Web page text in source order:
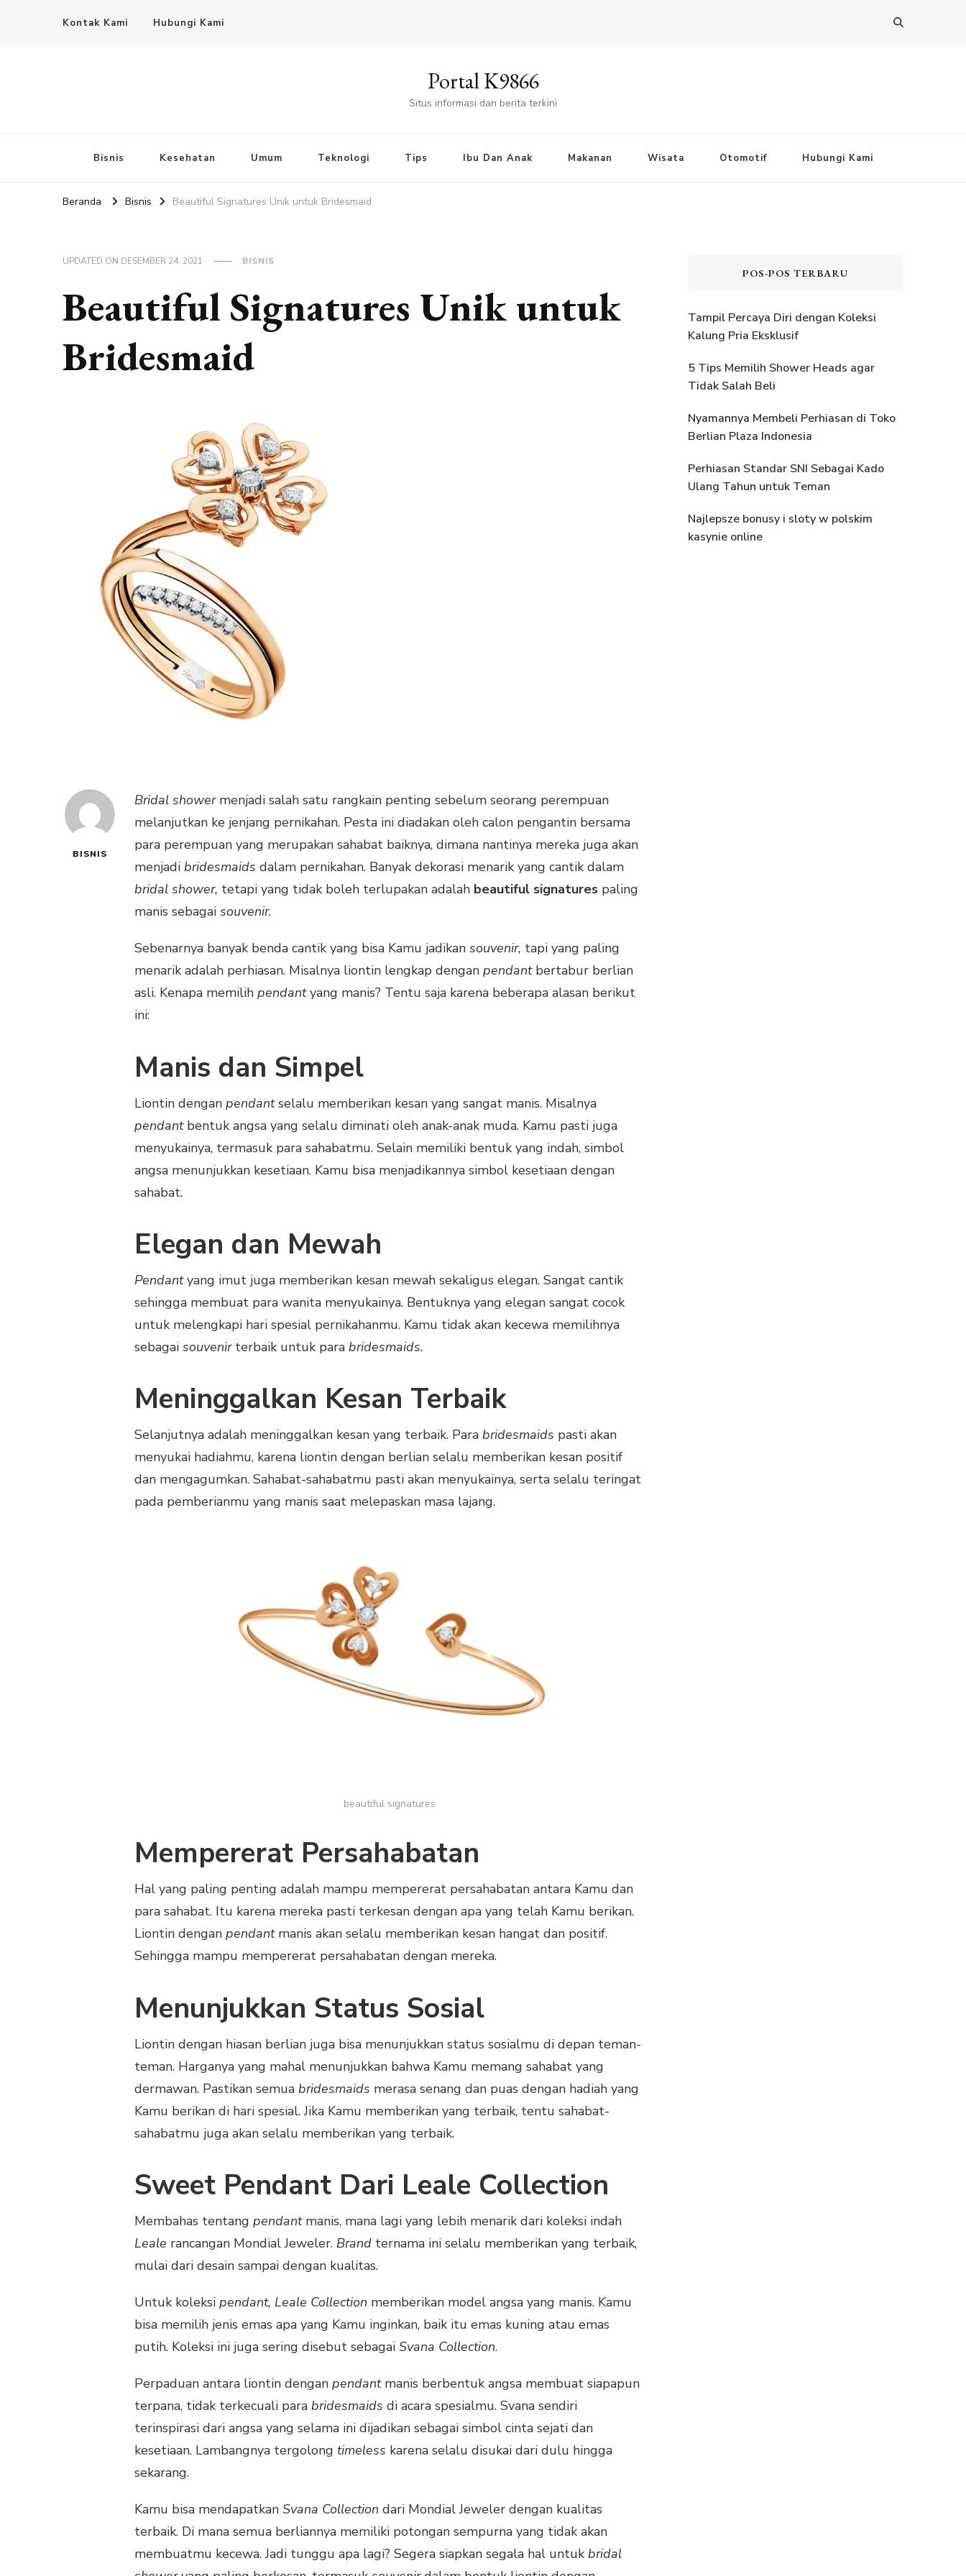
Kontak Kami Hubungi Kami
Portal K9866
Situs informasi dan berita terkini
Bisnis Kesehatan Umum Teknologi Tips Ibu Dan Anak Makanan Wisata Otomotif Hubungi Kami
Beranda Bisnis Beautiful Signatures Unik untuk Bridesmaid
UPDATED ON DESEMBER 24, 2021 BISNIS
Beautiful Signatures Unik untuk
Bridesmaid
BISNIS
Bridal shower menjadi salah satu rangkain penting sebelum seorang perempuan
melanjutkan ke jenjang pernikahan. Pesta ini diadakan oleh calon pengantin bersama
para perempuan yang merupakan sahabat baiknya, dimana nantinya mereka juga akan
menjadi bridesmaids dalam pernikahan. Banyak dekorasi menarik yang cantik dalam
bridal shower, tetapi yang tidak boleh terlupakan adalah beautiful signatures paling
manis sebagai souvenir.
Sebenarnya banyak benda cantik yang bisa Kamu jadikan souvenir, tapi yang paling
menarik adalah perhiasan. Misalnya liontin lengkap dengan pendant bertabur berlian
asli. Kenapa memilih pendantyang manis? Tentu saja karena beberapa alasan berikut
ini:
Manis dan Simpel
Liontin dengan pendantselalu memberikan kesan yang sangat manis. Misalnya
pendant bentuk angsa yang selalu diminati oleh anak-anak muda. Kamu pasti juga
menyukainya, termasuk para sahabatmu. Selain memiliki bentuk yang indah, simbol
angsa menunjukkan kesetiaan. Kamu bisa menjadikannya simbol kesetiaan dengan
sahabat.
Elegan dan Mewah
Pendantyang imut juga memberikan kesan mewah sekaligus elegan. Sangat cantik
sehingga membuat para wanita menyukainya. Bentuknya yang elegan sangat cocok
untuk melengkapi hari spesial pernikahanmu. Kamu tidak akan kecewa memilihnya
sebagai souvenir terbaik untuk para bridesmaids.
Meninggalkan Kesan Terbaik
Selanjutnya adalah meninggalkan kesan yang terbaik. Para bridesmaids pasti akan
menyukai hadiahmu, karena liontin dengan berlian selalu memberikan kesan positif
dan mengagumkan. Sahabat-sahabatmu pasti akan menyukainya, serta selalu teringat
pada pemberianmu yang manis saat melepaskan masa lajang.
beautiful signatures
Mempererat Persahabatan
Hal yang paling penting adalah mampu mempererat persahabatan antara Kamu dan
para sahabat. Itu karena mereka pasti terkesan dengan apa yang telah Kamu berikan.
Liontin dengan pendant manis akan selalu memberikan kesan hangat dan positif.
Sehingga mampu mempererat persahabatan dengan mereka.
Menunjukkan Status Sosial
Liontin dengan hiasan berlian juga bisa menunjukkan status sosialmu di depan teman-
teman. Harganya yang mahal menunjukkan bahwa Kamu memang sahabat yang
dermawan. Pastikan semua bridesmaids merasa senang dan puas dengan hadiah yang
Kamu berikan di hari spesial. Jika Kamu memberikan yang terbaik, tentu sahabat-
sahabatmu juga akan selalu memberikan yang terbaik.
Sweet Pendant Dari Leale Collection
Membahas tentang pendant manis, mana lagi yang lebih menarik dari koleksi indah
Leale rancangan Mondial Jeweler. Brand ternama ini selalu memberikan yang terbaik,
mulai dari desain sampai dengan kualitas.
Untuk koleksi pendant, Leale Collection memberikan model angsa yang manis. Kamu
bisa memilih jenis emas apa yang Kamu inginkan, baik itu emas kuning atau emas
putih. Koleksi ini juga sering disebut sebagai Svana Collection.
Perpaduan antara liontin dengan pendant manis berbentuk angsa membuat siapapun
terpana, tidak terkecuali para bridesmaids di acara spesialmu. Svana sendiri
terinspirasi dari angsa yang selama ini dijadikan sebagai simbol cinta sejati dan
kesetiaan. Lambangnya tergolong timeless karena selalu disukai dari dulu hingga
sekarang.
Kamu bisa mendapatkan Svana Collection dari Mondial Jeweler dengan kualitas
terbaik. Di mana semua berliannya memiliki potongan sempurna yang tidak akan
membuatmu kecewa. Jadi tunggu apa lagi? Segera siapkan segala hal untuk bridal
POS-POS TERBARU
Tampil Percaya Diri dengan Koleksi
Kalung Pria Eksklusif
5 Tips Memilih Shower Heads agar
Tidak Salah Beli
Nyamannya Membeli Perhiasan di Toko
Berlian Plaza Indonesia
Perhiasan Standar SNI Sebagai Kado
Ulang Tahun untuk Teman
Najlepsze bonusy i sloty w polskim
kasynie online